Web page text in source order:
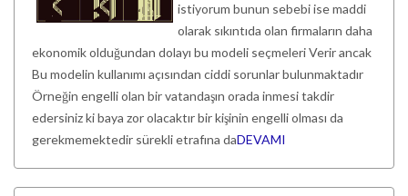
istiyorum bunun sebebi ise maddi
olarak sıkıntıda olan firmaların daha
ekonomik olduğundan dolayı bu modeli seçmeleri Verir ancak
Bu modelin kullanımı açısından ciddi sorunlar bulunmaktadır
Örneğin engelli olan bir vatandaşın orada inmesi takdir
edersiniz ki baya zor olacaktır bir kişinin engelli olması da
gerekmemektedir sürekli etrafına daDEVAMI